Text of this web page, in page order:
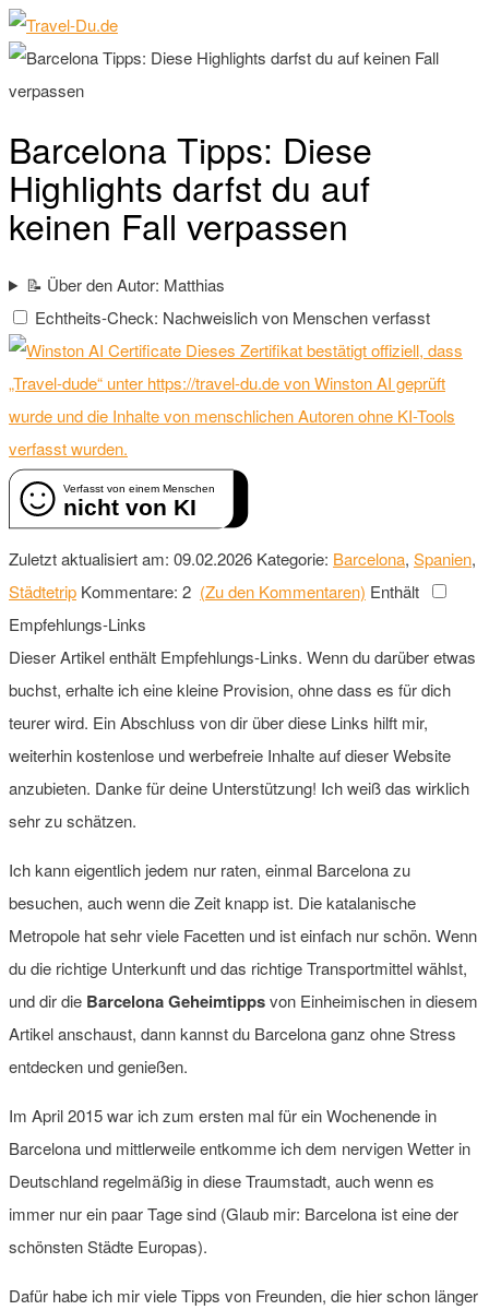
Barcelona Tipps: Diese
Highlights darfst du auf
keinen Fall verpassen
📝 Über den Autor: Matthias
Echtheits-Check: Nachweislich von Menschen verfasst
Dieses Zertifikat bestätigt offiziell, dass
„Travel-dude“ unter https://travel-du.de von Winston AI geprüft
wurde und die Inhalte von menschlichen Autoren ohne KI-Tools
verfasst wurden.
Verfasst von einem Menschen
nicht von KI
Zuletzt aktualisiert am: 09.02.2026 Kategorie: Barcelona, Spanien,
Städtetrip Kommentare: 2 (Zu den Kommentaren) Enthält
Empfehlungs-Links
Dieser Artikel enthält Empfehlungs-Links. Wenn du darüber etwas
buchst, erhalte ich eine kleine Provision, ohne dass es für dich
teurer wird. Ein Abschluss von dir über diese Links hilft mir,
weiterhin kostenlose und werbefreie Inhalte auf dieser Website
anzubieten. Danke für deine Unterstützung! Ich weiß das wirklich
sehr zu schätzen.
Ich kann eigentlich jedem nur raten, einmal Barcelona zu
besuchen, auch wenn die Zeit knapp ist. Die katalanische
Metropole hat sehr viele Facetten und ist einfach nur schön. Wenn
du die richtige Unterkunft und das richtige Transportmittel wählst,
und dir die Barcelona Geheimtippsvon Einheimischen in diesem
Artikel anschaust, dann kannst du Barcelona ganz ohne Stress
entdecken und genießen.
Im April 2015 war ich zum ersten mal für ein Wochenende in
Barcelona und mittlerweile entkomme ich dem nervigen Wetter in
Deutschland regelmäßig in diese Traumstadt, auch wenn es
immer nur ein paar Tage sind (Glaub mir: Barcelona ist eine der
schönsten Städte Europas).
Dafür habe ich mir viele Tipps von Freunden, die hier schon länger